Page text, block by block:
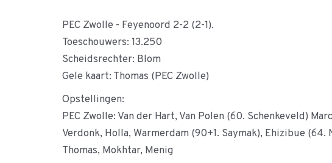
PEC Zwolle - Feyenoord 2-2 (2-1).
Toeschouwers: 13.250
Scheidsrechter: Blom
Gele kaart: Thomas (PEC Zwolle)
Opstellingen:
PEC Zwolle: Van der Hart, Van Polen (60. Schenkeveld)
Verdonk, Holla, Warmerdam (90+1. Saymak), Ehizibue (64.
Thomas, Mokhtar, Menig